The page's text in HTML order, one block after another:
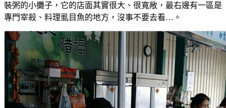
裝粥的小攤子，它的店面其實很大、很寬敞，最右邊有一區是
專門宰殺、料理虱目魚的地方，沒事不要去看…。